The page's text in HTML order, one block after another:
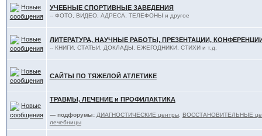
УЧЕБНЫЕ СПОРТИВНЫЕ ЗАВЕДЕНИЯ
-- ФОТО, ВИДЕО, АДРЕСА, ТЕЛЕФОНЫ и другое
ЛИТЕРАТУРА, НАУЧНЫЕ РАБОТЫ, ПРЕЗЕНТАЦИИ,
-- КНИГИ, СТАТЬИ, ДОКЛАДЫ, ЕЖЕГОДНИКИ, СТИХИ и т.д.
САЙТЫ ПО ТЯЖЕЛОЙ АТЛЕТИКЕ
ТРАВМЫ, ЛЕЧЕНИЕ и ПРОФИЛАКТИКА
— подфорумы: ДИАГНОСТИЧЕСКИЕ центры, ВОССТАНОВИТЕЛЬНЫЕ
лечебницы